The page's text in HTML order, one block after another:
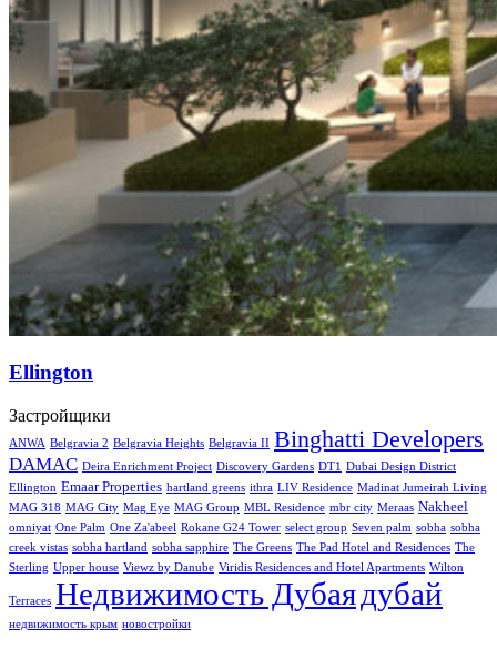
Ellington
Застройщики
ANWA Belgravia 2 Belgravia Heights Belgravia II Binghatti Developers
DAMAC Deira Enrichment Project Discovery Gardens DT1
Dubai Design District
Ellington Emaar Properties hartland greens ithra LIV Residence Madinat Jumeirah Living
MAG 318 MAG City Mag Eye MAG Group MBL Residence mbr city Meraas Nakheel
omniyat One Palm One Za'abeel Rokane G24 Tower select group Seven palm sobha sobha
creek vistas sobha hartland sobha sapphire The Greens The Pad Hotel and Residences The
Sterling Upper house Viewz by Danube Viridis Residences and Hotel Apartments Wilton
Terraces Недвижимость Дубаядубай
недвижимость крым новостройки